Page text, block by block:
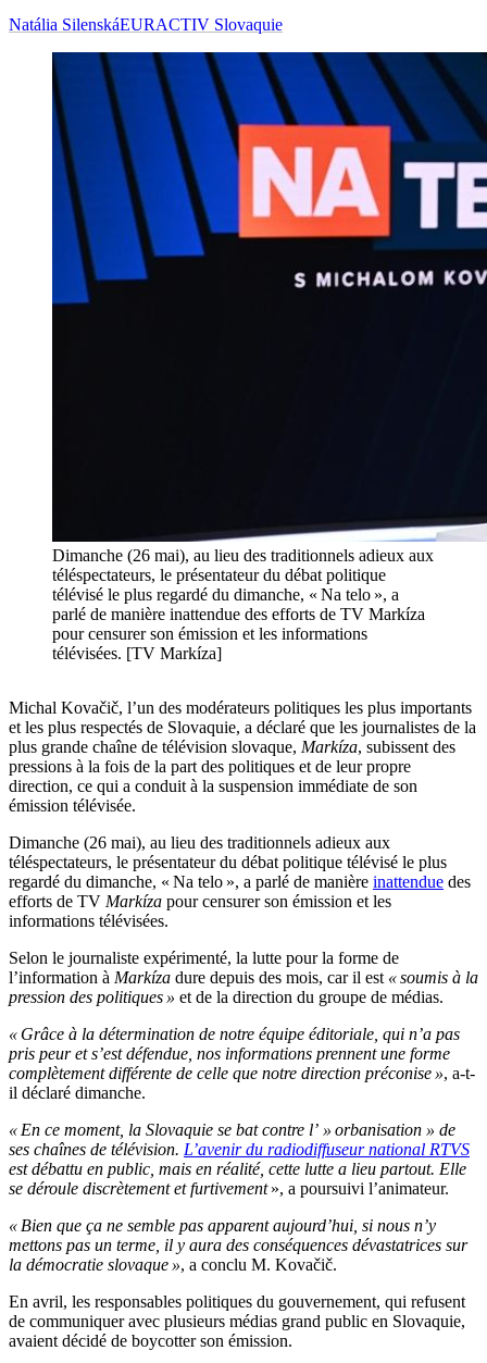
Natália SilenskáEURACTIV Slovaquie
Dimanche (26 mai), au lieu des traditionnels adieux aux
téléspectateurs, le présentateur du débat politique
télévisé le plus regardé du dimanche, « Na telo », a
parlé de manière inattendue des efforts de TV Markíza
pour censurer son émission et les informations
télévisées. [TV Markíza]
Michal Kovačič, l’un des modérateurs politiques les plus importants
et les plus respectés de Slovaquie, a déclaré que les journalistes de la
plus grande chaîne de télévision slovaque, Markíza, subissent des
pressions à la fois de la part des politiques et de leur propre
direction, ce qui a conduit à la suspension immédiate de son
émission télévisée.
Dimanche (26 mai), au lieu des traditionnels adieux aux
téléspectateurs, le présentateur du débat politique télévisé le plus
regardé du dimanche, « Na telo », a parlé de manière inattendue des
efforts de TV Markíza pour censurer son émission et les
informations télévisées.
Selon le journaliste expérimenté, la lutte pour la forme de
l’information à Markíza dure depuis des mois, car il est « soumis à la
pression des politiques » et de la direction du groupe de médias.
« Grâce à la détermination de notre équipe éditoriale, qui n’a pas
pris peur et s’est défendue, nos informations prennent une forme
complètement différente de celle que notre direction préconise », a-t-
il déclaré dimanche.
« En ce moment, la Slovaquie se bat contre l’ » orbanisation » de
ses chaînes de télévision. L’avenir du radiodiffuseur national RTVS
est débattu en public, mais en réalité, cette lutte a lieu partout. Elle
se déroule discrètement et furtivement», a poursuivi l’animateur.
« Bien que ça ne semble pas apparent aujourd’hui, si nous n’y
mettons pas un terme, il y aura des conséquences dévastatrices sur
la démocratie slovaque », a conclu M. Kovačič.
En avril, les responsables politiques du gouvernement, qui refusent
de communiquer avec plusieurs médias grand public en Slovaquie,
avaient décidé de boycotter son émission.